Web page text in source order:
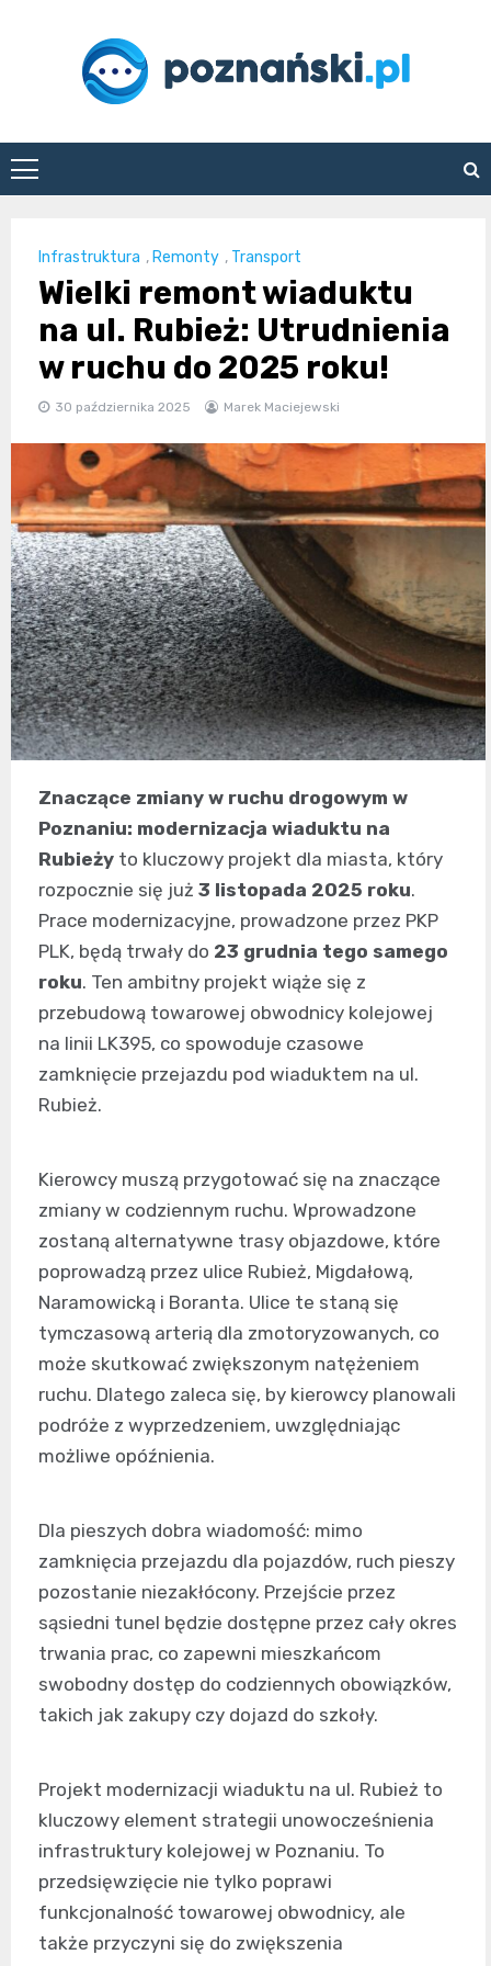
poznanski.pl
Infrastruktura ,Remonty , Transport
Wielki remont wiaduktu
na ul. Rubież: Utrudnienia
w ruchu do 2025 roku!
30 października 2025 Marek Maciejewski
Znaczące zmiany w ruchu drogowym w
Poznaniu: modernizacja wiaduktu na
Rubieży to kluczowy projekt dla miasta, który
rozpocznie się już 3 listopada 2025 roku.
Prace modernizacyjne, prowadzone przez PKP
PLK, będą trwały do 23 grudnia tego samego
roku. Ten ambitny projekt wiąże się z
przebudową towarowej obwodnicy kolejowej
na linii LK395, co spowoduje czasowe
zamknięcie przejazdu pod wiaduktem na ul.
Rubież.
Kierowcy muszą przygotować się na znaczące
zmiany w codziennym ruchu. Wprowadzone
zostaną alternatywne trasy objazdowe, które
poprowadzą przez ulice Rubież, Migdałową,
Naramowicką i Boranta. Ulice te staną się
tymczasową arterią dla zmotoryzowanych, co
może skutkować zwiększonym natężeniem
ruchu. Dlatego zaleca się, by kierowcy planowali
podróże z wyprzedzeniem, uwzględniając
możliwe opóźnienia.
Dla pieszych dobra wiadomość: mimo
zamknięcia przejazdu dla pojazdów, ruch pieszy
pozostanie niezakłócony. Przejście przez
sąsiedni tunel będzie dostępne przez cały okres
trwania prac, co zapewni mieszkańcom
swobodny dostęp do codziennych obowiązków,
takich jak zakupy czy dojazd do szkoły.
Projekt modernizacji wiaduktu na ul. Rubież to
kluczowy element strategii unowocześnienia
infrastruktury kolejowej w Poznaniu. To
przedsięwzięcie nie tylko poprawi
funkcjonalność towarowej obwodnicy, ale
także przyczyni się do zwiększenia